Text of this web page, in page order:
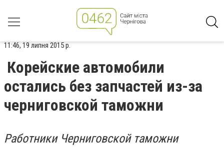
11:46, 19 липня 2015 р.
Корейские автомобили
остались без запчастей из-за
черниговской таможни
Работники Черниговской таможни